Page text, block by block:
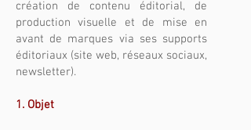
création de contenu éditorial, de
production visuelle et de mise en
avant de marques via ses supports
éditoriaux (site web, réseaux sociaux,
newsletter).
1. Objet